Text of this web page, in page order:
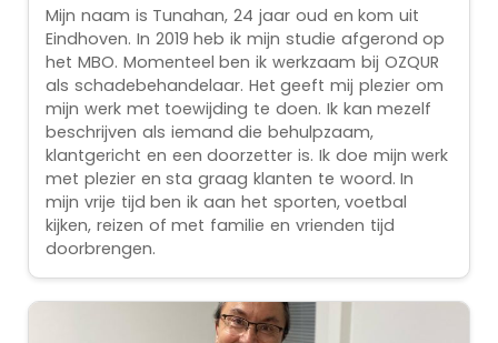
Mijn naam is Tunahan, 24 jaar oud en kom uit
Eindhoven. In 2019 heb ik mijn studie afgerond op
het MBO. Momenteel ben ik werkzaam bij OZQUR
als schadebehandelaar. Het geeft mij plezier om
mijn werk met toewijding te doen. Ik kan mezelf
beschrijven als iemand die behulpzaam,
klantgericht en een doorzetter is. Ik doe mijn werk
met plezier en sta graag klanten te woord. In
mijn vrije tijd ben ik aan het sporten, voetbal
kijken, reizen of met familie en vrienden tijd
doorbrengen.